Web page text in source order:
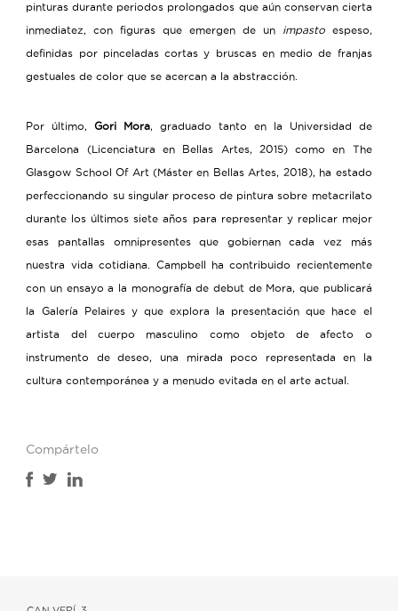
pinturas durante periodos prolongados que aún conservan cierta
inmediatez, con figuras que emergen de un
impastoespeso,
definidas por pinceladas cortas y bruscas en medio de franjas
gestuales de color que se acercan a la abstracción.
Por último,Gori Mora, graduado tanto en la Universidad de
Barcelona (Licenciatura en Bellas Artes, 2015) como en The
Glasgow School Of Art (Máster en Bellas Artes, 2018), ha estado
perfeccionando su singular proceso de pintura sobre metacrilato
durante los últimos siete años para representar y replicar mejor
esas pantallas omnipresentes que gobiernan cada vez más
nuestra vida cotidiana. Campbell ha contribuido recientemente
con un ensayo a la monografía de debut de Mora, que publicará
la Galería Pelaires y que explora la presentación que hace el
artista del cuerpo masculino como objeto de afecto o
instrumento de deseo, una mirada poco representada en la
cultura contemporánea y a menudo evitada en el arte actual.
Compártelo